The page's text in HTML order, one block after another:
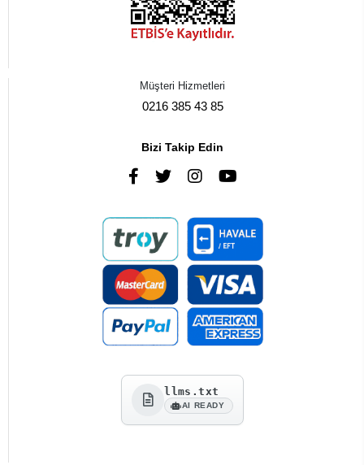
Müşteri Hizmetleri
0216 385 43 85
Bizi Takip Edin
llms.txt
AI READY